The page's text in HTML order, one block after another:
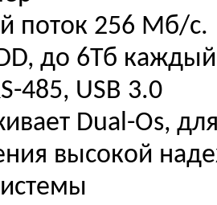
поток 256 Мб/с.
до 6Тб каждый
485, USB 3.0
Dual-Os,
высокой